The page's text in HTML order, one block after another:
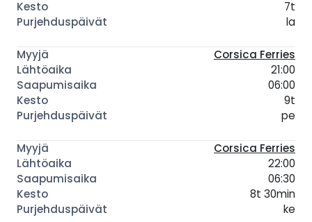
7t
la
Corsica Ferries
21:00
06:00
9t
pe
Corsica Ferries
22:00
06:30
8t 30min
ke